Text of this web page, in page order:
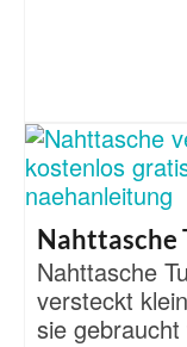
Nahttasche
Nahttasche
versteckt
sie